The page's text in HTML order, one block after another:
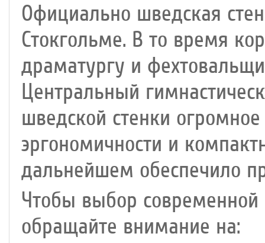
Официально шведская
Стокгольме. В то время
драматургу и
Центральный
шведской стенки
эргономичности и
дальнейшем обеспечило
Чтобы выбор
обращайте внимание на: